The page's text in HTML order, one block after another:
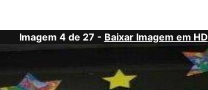
Imagem 4 de 27 - Baixar Imagem em HD